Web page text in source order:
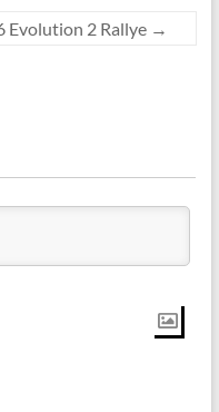
Evolution 2 Rallye →